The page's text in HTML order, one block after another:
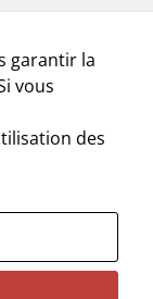
garantir la
vous
des